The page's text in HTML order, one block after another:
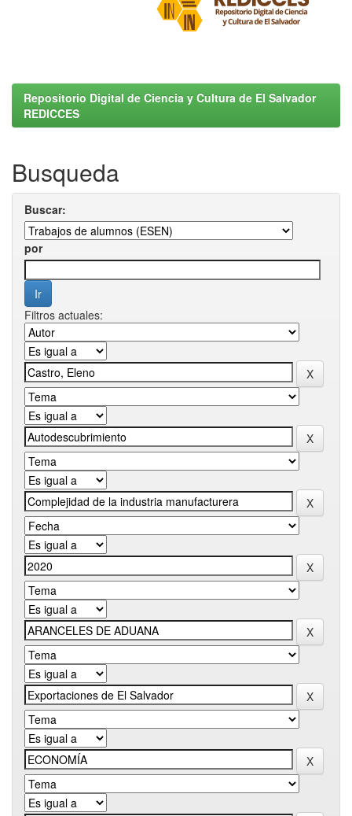
Repositorio Digital de Ciencia y Cultura de El Salvador
REDICCES
Busqueda
Buscar:
por
Filtros actuales: